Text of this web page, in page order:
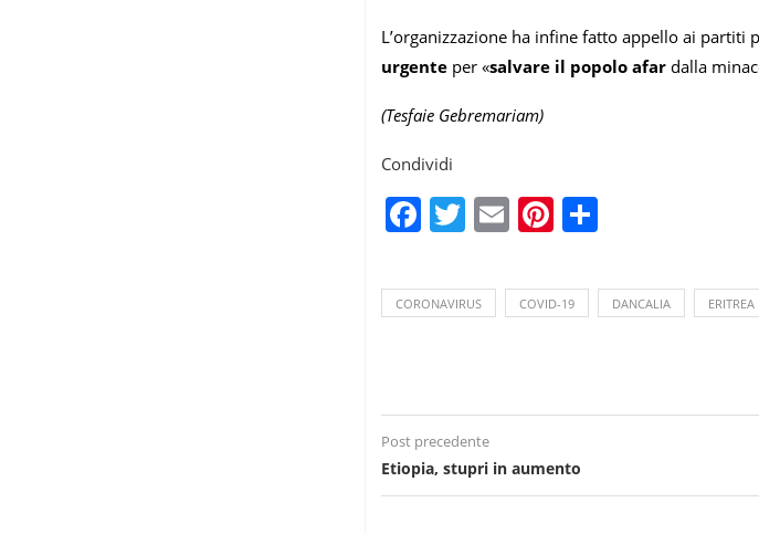
L’organizzazione ha infine fatto appello ai
urgente per «salvare il popolo afar dalla
(Tesfaie Gebremariam)
Condividi
Facebook
Twitter
EmailPinterest
CORONAVIRUS COVID-19 DANCALIA ERITREA
Post precedente
Etiopia, stupri in aumento